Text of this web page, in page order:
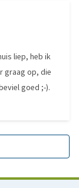
liep, heb ik
graag op, die
goed ;-).